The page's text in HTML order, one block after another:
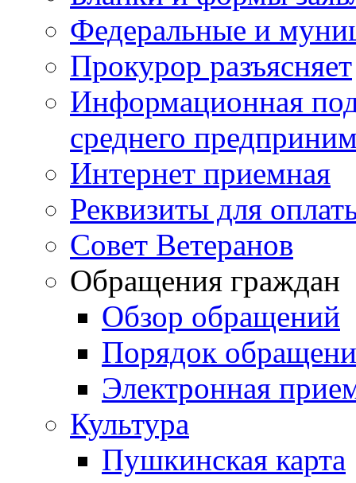
Федеральные и
Прокурор разъясняет
Информационная
среднего
Интернет приемная
Реквизиты для
Совет Ветеранов
Обращения граждан
Обзор обращений
Порядок
Электронная
Культура
Пушкинская карта